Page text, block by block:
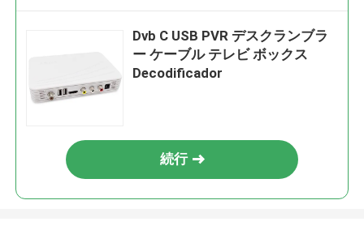
Dvb C USB PVR デスクランブラ
ー ケーブル テレビ ボックス
Decodificador
続行